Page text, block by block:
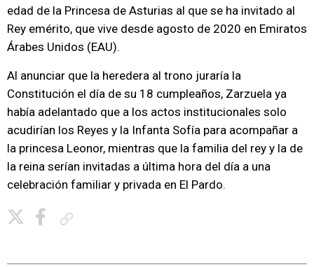
edad de la Princesa de Asturias al que se ha invitado al
Rey emérito, que vive desde agosto de 2020 en Emiratos
Árabes Unidos (EAU).
Al anunciar que la heredera al trono juraría la
Constitución el día de su 18 cumpleaños, Zarzuela ya
había adelantado que a los actos institucionales solo
acudirían los Reyes y la Infanta Sofía para acompañar a
la princesa Leonor, mientras que la familia del rey y la de
la reina serían invitadas a última hora del día a una
celebración familiar y privada en El Pardo.